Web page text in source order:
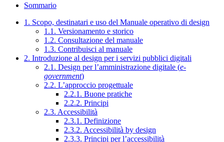
Sommario
1. Scopo, destinatari e uso del Manuale operativo di design
1.1. Versionamento e storico
1.2. Consultazione del manuale
1.3. Contribuisci al manuale
2. Introduzione al design per i servizi pubblici digitali
2.1. Design per l’amministrazione digitale (e-
government)
2.2. L’approccio progettuale
2.2.1. Buone pratiche
2.2.2. Principi
2.3. Accessibilità
2.3.1. Definizione
2.3.2. Accessibilità by design
2.3.3. Principi per l’accessibilità